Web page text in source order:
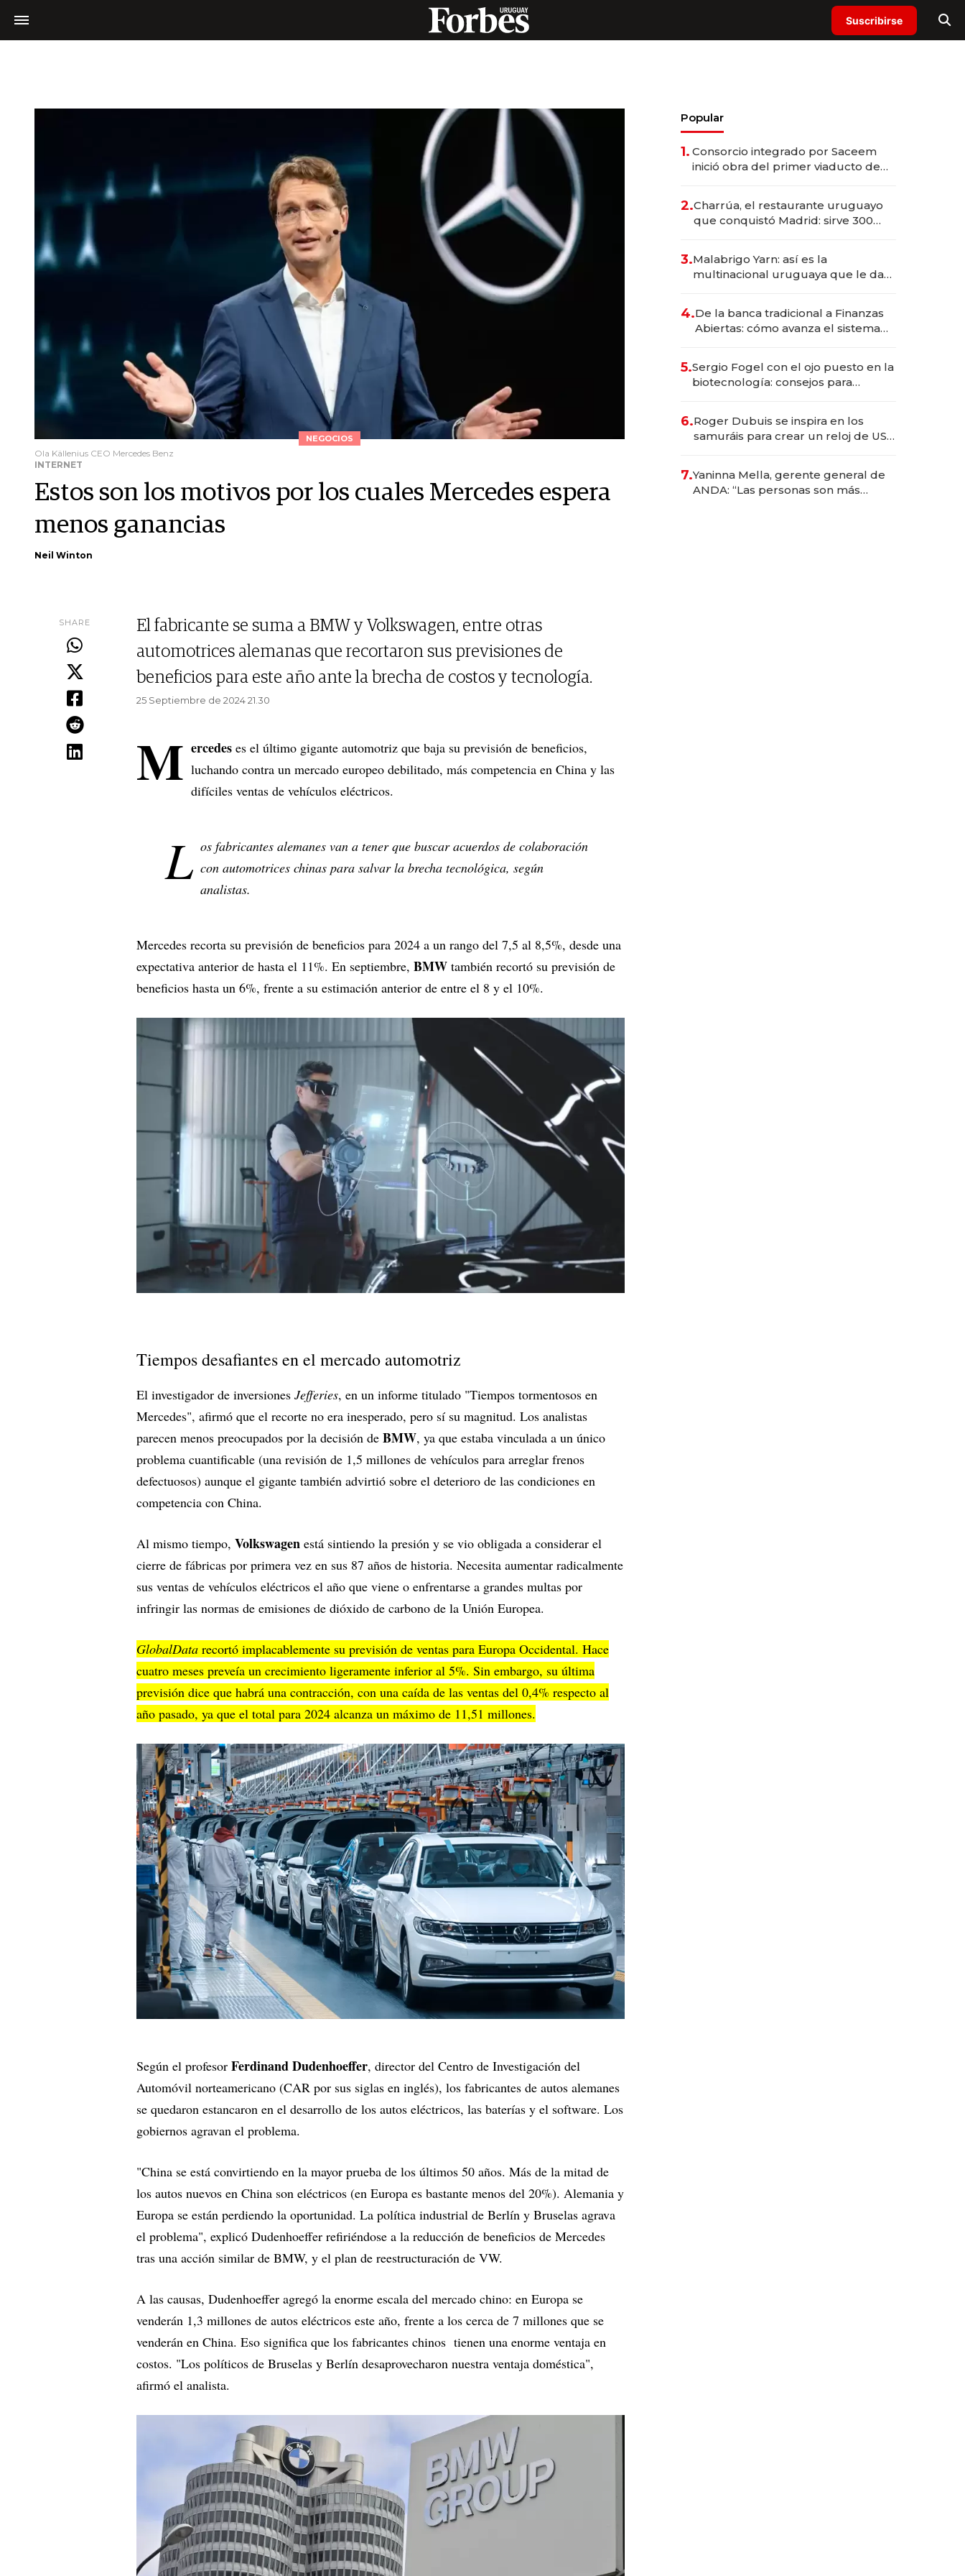
Suscribirse
NEGOCIOS
Ola Källenius CEO Mercedes Benz
INTERNET
Estos son los motivos por los cuales Mercedes espera
menos ganancias
Neil Winton
SHARE
El fabricante se suma a BMW y Volkswagen, entre otras
automotrices alemanas que recortaron sus previsiones de
beneficios para este año ante la brecha de costos y tecnología.
25 Septiembre de 2024 21.30
M ercedes es el último gigante automotriz que baja su previsión de beneficios,
luchando contra un mercado europeo debilitado, más competencia en China y las
difíciles ventas de vehículos eléctricos.
L os fabricantes alemanes van a tener que buscar acuerdos de colaboración
con automotrices chinas para salvar la brecha tecnológica, según
analistas.
Mercedes recorta su previsión de beneficios para 2024 a un rango del 7,5 al 8,5%, desde una
expectativa anterior de hasta el 11%. En septiembre, BMW también recortó su previsión de
beneficios hasta un 6%, frente a su estimación anterior de entre el 8 y el 10%.
Tiempos desafiantes en el mercado automotriz
El investigador de inversiones Jefferies, en un informe titulado "Tiempos tormentosos en
Mercedes", afirmó que el recorte no era inesperado, pero sí su magnitud. Los analistas
parecen menos preocupados por la decisión de BMW, ya que estaba vinculada a un único
problema cuantificable (una revisión de 1,5 millones de vehículos para arreglar frenos
defectuosos) aunque el gigante también advirtió sobre el deterioro de las condiciones en
competencia con China.
Al mismo tiempo, Volkswagen está sintiendo la presión y se vio obligada a considerar el
cierre de fábricas por primera vez en sus 87 años de historia. Necesita aumentar radicalmente
sus ventas de vehículos eléctricos el año que viene o enfrentarse a grandes multas por
infringir las normas de emisiones de dióxido de carbono de la Unión Europea.
GlobalData recortó implacablemente su previsión de ventas para Europa Occidental. Hace
cuatro meses preveía un crecimiento ligeramente inferior al 5%. Sin embargo, su última
previsión dice que habrá una contracción, con una caída de las ventas del 0,4% respecto al
año pasado, ya que el total para 2024 alcanza un máximo de 11,51 millones.
Según el profesor Ferdinand Dudenhoeffer, director del Centro de Investigación del
Automóvil norteamericano (CAR por sus siglas en inglés), los fabricantes de autos alemanes
se quedaron estancaron en el desarrollo de los autos eléctricos, las baterías y el software. Los
gobiernos agravan el problema.
"China se está convirtiendo en la mayor prueba de los últimos 50 años. Más de la mitad de
los autos nuevos en China son eléctricos (en Europa es bastante menos del 20%). Alemania y
Europa se están perdiendo la oportunidad. La política industrial de Berlín y Bruselas agrava
el problema", explicó Dudenhoeffer refiriéndose a la reducción de beneficios de Mercedes
tras una acción similar de BMW, y el plan de reestructuración de VW.
A las causas, Dudenhoeffer agregó la enorme escala del mercado chino: en Europa se
venderán 1,3 millones de autos eléctricos este año, frente a los cerca de 7 millones que se
venderán en China. Eso significa que los fabricantes chinos tienen una enorme ventaja en
costos. "Los políticos de Bruselas y Berlín desaprovecharon nuestra ventaja doméstica",
afirmó el analista.
Popular
1. Consorcio integrado por Saceem
inició obra del primer viaducto de
millones
2.Charrúa, el restaurante uruguayo
que conquistó Madrid: sirve 300
prepara apertura
3.Malabrigo Yarn: así es la
multinacional uruguaya que le da
4.De la banca tradicional a Finanzas
Abiertas: cómo avanza el sistema
5.Sergio Fogel con el ojo puesto en la
biotecnología: consejos para
6.Roger Dubuis se inspira en los
samuráis para crear un reloj de US$
7.Yaninna Mella, gerente general de
ANDA: “Las personas son más